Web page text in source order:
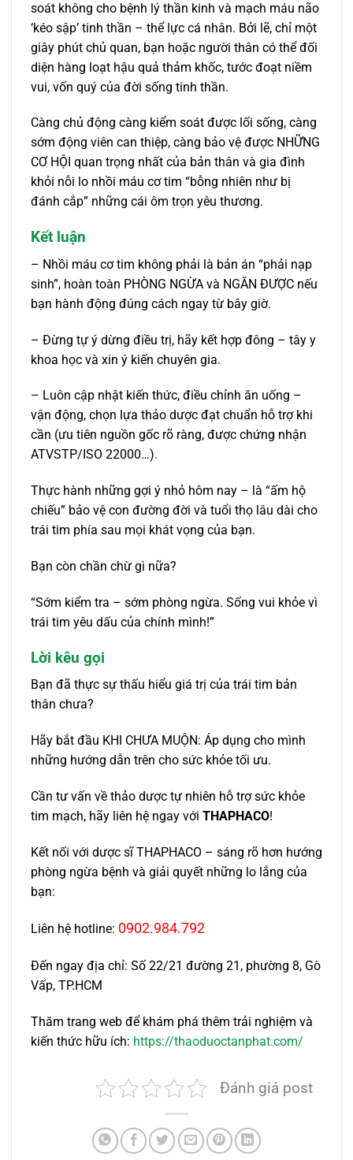
soát không cho bệnh lý thần kinh và mạch máu não
‘kéo sập’ tinh thần – thể lực cá nhân. Bởi lẽ, chỉ một
giây phút chủ quan, bạn hoặc người thân có thể đối
diện hàng loạt hậu quả thảm khốc, tước đoạt niềm
vui, vốn quý của đời sống tinh thần.
Càng chủ động càng kiểm soát được lối sống, càng
sớm động viên can thiệp, càng bảo vệ được NHỮNG
CƠ HỘI quan trọng nhất của bản thân và gia đình
khỏi nỗi lo nhồi máu cơ tim “bỗng nhiên như bị
đánh cắp” những cái ôm trọn yêu thương.
Kết luận
– Nhồi máu cơ tim không phải là bản án “phải nạp
sinh”, hoàn toàn PHÒNG NGỪA và NGĂN ĐƯỢC nếu
bạn hành động đúng cách ngay từ bây giờ.
– Đừng tự ý dừng điều trị, hãy kết hợp đông – tây y
khoa học và xin ý kiến chuyên gia.
– Luôn cập nhật kiến thức, điều chỉnh ăn uống –
vận động, chọn lựa thảo dược đạt chuẩn hỗ trợ khi
cần (ưu tiên nguồn gốc rõ ràng, được chứng nhận
ATVSTP/ISO 22000…).
Thực hành những gợi ý nhỏ hôm nay – là “ấm hộ
chiếu” bảo vệ con đường đời và tuổi thọ lâu dài cho
trái tim phía sau mọi khát vọng của bạn.
Bạn còn chần chừ gì nữa?
“Sớm kiểm tra – sớm phòng ngừa. Sống vui khỏe vì
trái tim yêu dấu của chính mình!”
Lời kêu gọi
Bạn đã thực sự thấu hiểu giá trị của trái tim bản
thân chưa?
Hãy bắt đầu KHI CHƯA MUỘN: Áp dụng cho mình
những hướng dẫn trên cho sức khỏe tối ưu.
Cần tư vấn về thảo dược tự nhiên hỗ trợ sức khỏe
tim mạch, hãy liên hệ ngay với THAPHACO!
Kết nối với dược sĩ THAPHACO – sáng rõ hơn hướng
phòng ngừa bệnh và giải quyết những lo lắng của
bạn:
Liên hệ hotline: 0902.984.792
Đến ngay địa chỉ: Số 22/21 đường 21, phường 8, Gò
Vấp, TP.HCM
Thăm trang web để khám phá thêm trải nghiệm và
kiến thức hữu ích: https://thaoduoctanphat.com/
Đánh giá post